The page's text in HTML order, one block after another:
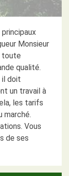
Monsieur
toute
qualité.
il doit
un travail à
les tarifs
marché.
Vous
de ses